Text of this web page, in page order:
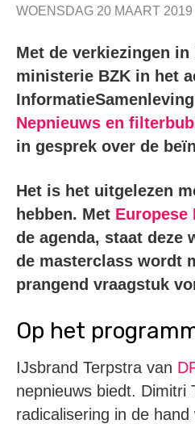
WOENSDAG 20 MAART 2019
Met de verkiezingen
ministerie BZK in het
Nepnieuws en
in gesprek over de
Het is het uitgelezen
hebben. Met Europese
de agenda, staat
de masterclass wordt
prangend vraagstuk
Op het
IJsbrand Terpstra van
nepnieuws biedt. Dimitri
radicalisering in de